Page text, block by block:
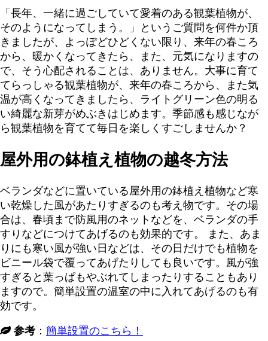
「長年、一緒に過ごしていて愛着のある観葉植物が、
そのようになってしまう。」というご質問を何件か頂
きましたが、よっぽどひどくない限り、来年の春ころ
から、暖かくなってきたら、また、元気になりますの
で、そう心配されることは、ありません。大事に育て
てらっしゃる観葉植物が、来年の春ころから、また気
温が高くなってきましたら、ライトグリーン色の明る
い綺麗な新芽がめぶきはじめます。季節感も感じなが
ら観葉植物を育てて毎日を楽しくすごしませんか？
屋外用の鉢植え植物の越冬方法
ベランダなどに置いている屋外用の鉢植え植物など寒
い乾燥した風があたりすぎるのも考え物です。その場
合は、春頃まで防風用のネットなどを、ベランダの手
すりなどにつけてあげるのも効果的です。 また、あま
りにも寒い風が強い日などは、その日だけでも植物を
ビニール袋で覆ってあげたりしても良いです。風が強
すぎると葉っぱもやぶれてしまったりすることもあり
ますので。簡単設置の温室の中に入れてあげるのも有
効です。
参考 ： 簡単設置のこちら！